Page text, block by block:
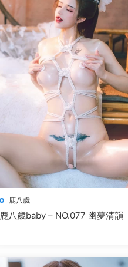
鹿八歲
鹿八歲baby – NO.077 幽夢清韻